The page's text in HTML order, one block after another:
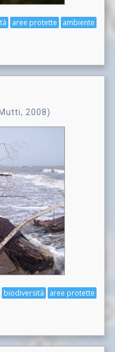
ambiente
aree protette
2008)
aree protette
biodiversità